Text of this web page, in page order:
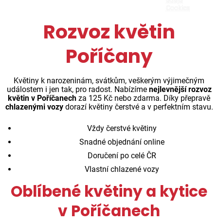
Rozvoz květin
Poříčany
Květiny k narozeninám, svátkům, veškerým výjimečným
událostem i jen tak, pro radost. Nabízíme nejlevnější rozvoz
květin v Poříčanech za 125 Kč nebo zdarma. Díky přepravě
chlazenými vozydorazí květiny čerstvé a v perfektním stavu.
Vždy čerstvé květiny
Snadné objednání online
Doručení po celé ČR
Vlastní chlazené vozy
Oblíbené květiny a kytice
v Poříčanech